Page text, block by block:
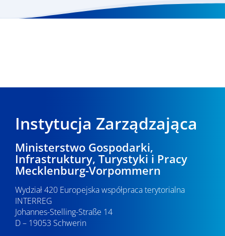
Instytucja Zarządzająca
Ministerstwo Gospodarki,
Infrastruktury, Turystyki i Pracy
Mecklenburg-Vorpommern
Wydział 420 Europejska współpraca terytorialna
INTERREG
Johannes-Stelling-Straße 14
D – 19053 Schwerin